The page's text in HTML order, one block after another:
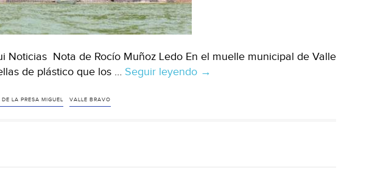
Noticias Nota de Rocío Muñoz Ledo En el muelle municipal de Valle
de plástico que los … Seguir leyendo Estado
→
DE LA PRESA MIGUEL VALLE BRAVO